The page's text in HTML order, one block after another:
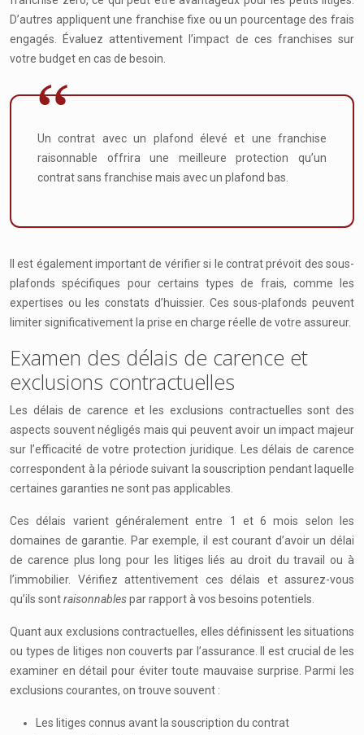
D’autres appliquent une franchise fixe ou un pourcentage des frais
engagés. Évaluez attentivement l’impact de ces franchises sur
votre budget en cas de besoin.
Un contrat avec un plafond élevé et une franchise
raisonnable offrira une meilleure protection qu’un
contrat sans franchise mais avec un plafond bas.
Il est également important de vérifier si le contrat prévoit des sous-
plafonds spécifiques pour certains types de frais, comme les
expertises ou les constats d’huissier. Ces sous-plafonds peuvent
limiter significativement la prise en charge réelle de votre assureur.
Examen des délais de carence et
exclusions contractuelles
Les délais de carence et les exclusions contractuelles sont des
aspects souvent négligés mais qui peuvent avoir un impact majeur
sur l’efficacité de votre protection juridique. Les délais de carence
correspondent à la période suivant la souscription pendant laquelle
certaines garanties ne sont pas applicables.
Ces délais varient généralement entre 1 et 6 mois selon les
domaines de garantie. Par exemple, il est courant d’avoir un délai
de carence plus long pour les litiges liés au droit du travail ou à
l’immobilier. Vérifiez attentivement ces délais et assurez-vous
qu’ils sontraisonnablespar rapport à vos besoins potentiels.
Quant aux exclusions contractuelles, elles définissent les situations
ou types de litiges non couverts par l’assurance. Il est crucial de les
examiner en détail pour éviter toute mauvaise surprise. Parmi les
exclusions courantes, on trouve souvent :
Les litiges connus avant la souscription du contrat